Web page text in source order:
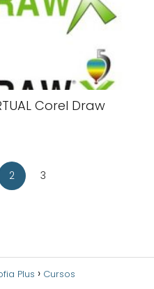
Corel Draw
2 3
Plus
Cursos